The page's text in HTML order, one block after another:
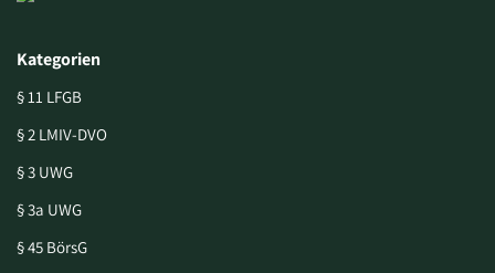
Kategorien
§ 11 LFGB
§ 2 LMIV-DVO
§ 3 UWG
§ 3a UWG
§ 45 BörsG